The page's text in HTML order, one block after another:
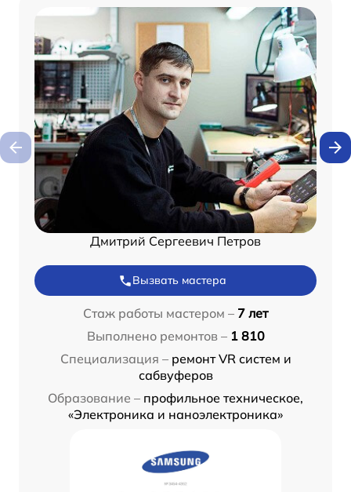
Дмитрий Сергеевич Петров
Вызвать мастера
Стаж работы мастером – 7 лет
Выполнено ремонтов – 1 810
Специализация – ремонт VR систем и
сабвуферов
Образование – профильное техническое,
«Электроника и наноэлектроника»